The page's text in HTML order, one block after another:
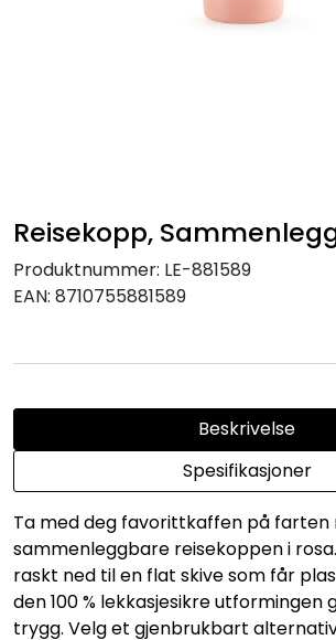
Reisekopp,
Produktnummer: LE-881589
EAN: 8710755881589
Beskrivelse
Spesifikasjoner
Ta med deg favorittkaffen på farten
sammenleggbare reisekoppen i
raskt ned til en flat skive som får
den 100 % lekkasjesikre
trygg. Velg et gjenbrukbart